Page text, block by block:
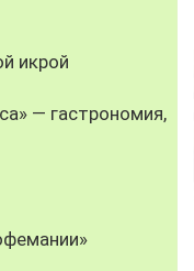
икрой
— гастрономия,